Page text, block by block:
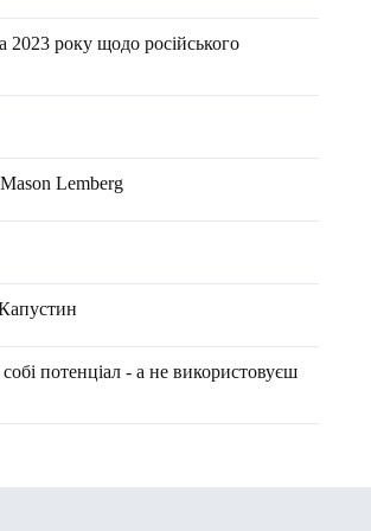
2023 року щодо російського
Маson Lemberg
потенціал - а не використовуєш